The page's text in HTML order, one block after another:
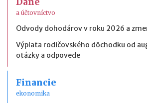
a účtovníctvo
Odvody dohodárov v roku 2026 a
Výplata rodičovského dôchodku od
otázky a odpovede
Financie
ekonomika